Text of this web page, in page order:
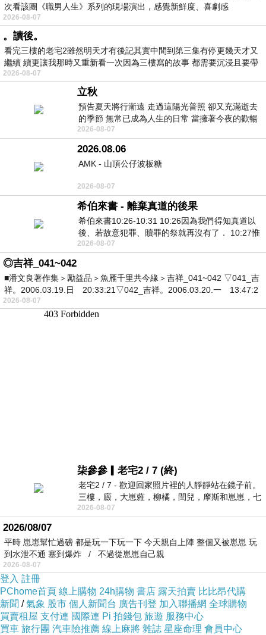
次看該團《職男人生》系列的現場演出，感覺新鮮度、喜劇感
2026-08-07
。讀後。
看完三樓的老宅2雖然明天才有後記其實中間到第三集有停更幾天才又
繼續 續更讓我那時又重新看一次因為三樓寫的故事 都需要沉浸且要帶
有
2026-08-07
立秋
預告夏天將行漸遠 走過這陽光普照 卻又充滿逝去
的季節 無常已成為人生的日常 當擁著今夜的歡暢
舒心 轉眼驟成昨日 而明晨 太陽
2026-08-07
2026.08.06
AMK - 山頂公仔波板糖
2026-08-07
希伯來書 - 離棄真道的後果
希伯來書10:26-10:31 10:26因為我們得知真道以
後、若故意犯罪、贖罪的祭就再沒有了． 10:27惟
有戰懼等候審判和那燒滅眾敵人的烈火
2026-08-07
◎吉祥_041~042
■潘文良著作集＞勵益品＞魚雁千里共今緣＞吉祥_041~042 ▽041_吉
祥。2006.03.19.日 20:33:21▽042_吉祥。2006.03.20.一 13:47:2
2026-08-07
柒參參▎老宅2 / 7 (終)
老宅2 / 7 - 歡迎回家照片裡的人靜靜站在鏡子前。
三樓，廄，大崽蕥，柳橘，閆兒，摩斯和崽崽，七
個人整整齊齊地站在鏡框之外，如同
2026-08-07
2026/08/07
平時 崽崽幫忙過磅 都是玩一下玩一下 今天親自上陣 整個又被崽崽 玩
到水泄不通 塞到爆炸 / 不過從崽崽自己親
2026-08-07
登入 註冊
PChome首頁 線上購物 24h購物 書店 露天拍賣 比比昂代購
新聞 /氣象 股市 個人新聞台 廣告刊登 加入聯播網 全球購物
買賣租屋 支付連 國際連 Pi 拍錢包 旅遊 服務中心
買車 旅行團 汽車險推薦 線上麻將 雜誌 星座命理 會員中心